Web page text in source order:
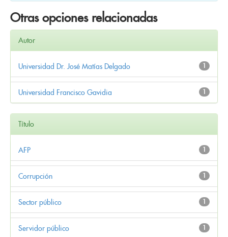
Otras opciones relacionadas
Autor
1
Universidad Dr. José Matías Delgado
1
Universidad Francisco Gavidia
Título
1
AFP
1
Corrupción
1
Sector público
1
Servidor público